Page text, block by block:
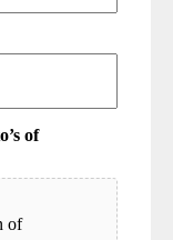
of
of